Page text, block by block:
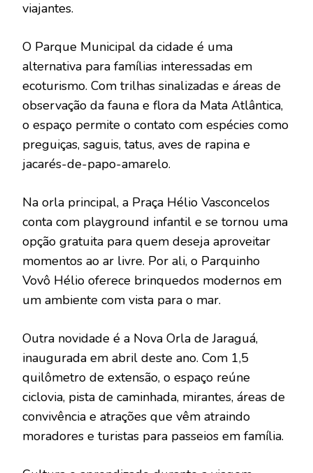
viajantes.
O Parque Municipal da cidade é uma
alternativa para famílias interessadas em
ecoturismo. Com trilhas sinalizadas e áreas de
observação da fauna e flora da Mata Atlântica,
o espaço permite o contato com espécies como
preguiças, saguis, tatus, aves de rapina e
jacarés-de-papo-amarelo.
Na orla principal, a Praça Hélio Vasconcelos
conta com playground infantil e se tornou uma
opção gratuita para quem deseja aproveitar
momentos ao ar livre. Por ali, o Parquinho
Vovô Hélio oferece brinquedos modernos em
um ambiente com vista para o mar.
Outra novidade é a Nova Orla de Jaraguá,
inaugurada em abril deste ano. Com 1,5
quilômetro de extensão, o espaço reúne
ciclovia, pista de caminhada, mirantes, áreas de
convivência e atrações que vêm atraindo
moradores e turistas para passeios em família.